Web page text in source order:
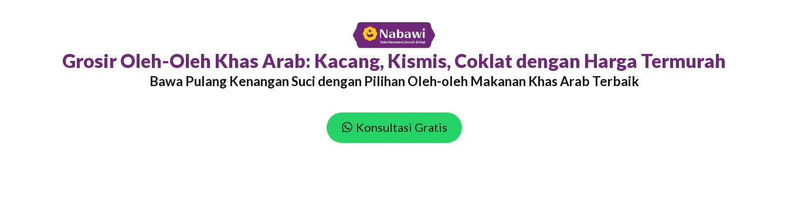
Grosir Oleh-Oleh Khas Arab: Kacang, Kismis, Coklat dengan Harga Termurah
Bawa Pulang Kenangan Suci dengan Pilihan Oleh-oleh Makanan Khas Arab Terbaik
Konsultasi Gratis